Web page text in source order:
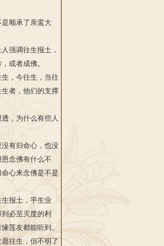
顺承了亲鸾大
强调往生报土，
或者成佛。
，今往生，当往
者，他们的支撑
，为什么有些人
有归命心，也没
念佛有什么不
心来念佛是不是
报土，平生业
必至灭度的利
莲友都能听到。
往生，但不明了